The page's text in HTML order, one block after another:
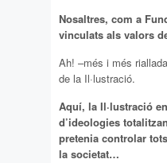
Nosaltres, com a
vinculats als valors
Ah! –més i més
de la Il·lustració.
Aquí, la Il·lustració
d’ideologies
pretenia controlar
la societat…